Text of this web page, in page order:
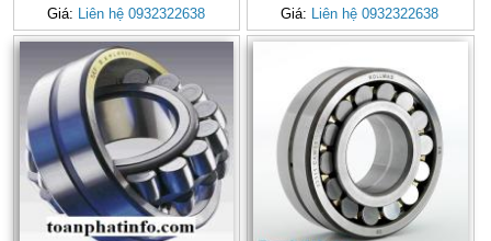
Giá: Liên hệ 0932322638 Giá: Liên hệ 0932322638